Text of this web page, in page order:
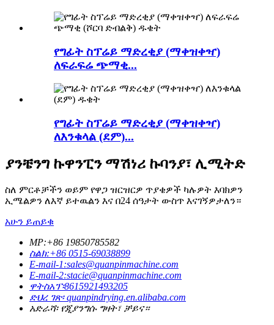
የግፊት ስፕሬይ ማድረቂያ (ማቀዝቀዣ)
ለፍራፍሬ ጭማቂ...
የግፊት ስፕሬይ ማድረቂያ (ማቀዝቀዣ)
ለእንቁላል (ደም)...
ያንቼንግ ኩዋንፒን ማሽነሪ ኩባንያ፣ ሊሚትድ
ስለ ምርቶቻችን ወይም የዋጋ ዝርዝርዎ ጥያቄዎች ካሉዎት እባክዎን
ኢሜልዎን ለእኛ ይተዉልን እና በ24 ሰዓታት ውስጥ እናገኝዎታለን።
አሁን ይጠይቁ
MP:+86 19850785582
ስልክ:+86 0515-69038899
E-mail-1:sales@quanpinmachine.com
E-mail-2:stacie@quanpinmachine.com
ዋትስአፕ፡8615921493205
ድህረ ገጽ፡ quanpindrying.en.alibaba.com
አድራሻ፡ የጂያንግሱ ግዛት፣ ቻይና።